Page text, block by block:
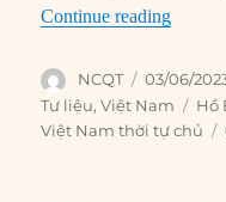
Continue reading“Đại
Author
NCQT
Posted
on
03/06/
Tư liệu,Việt Nam Hồ
Việt Nam thời tự chủ